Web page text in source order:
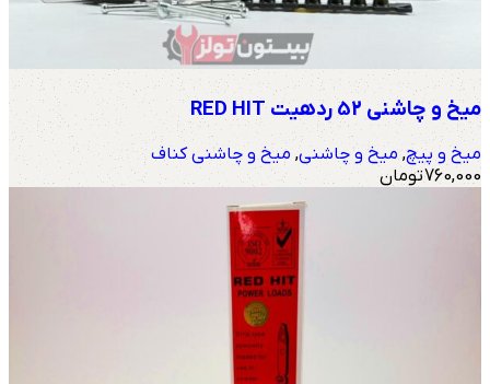
میخ و چاشنی 52 ردهیت RED HIT
میخ و پیچ,میخ و چاشنی, میخ و چاشنی کناف
760,000تومان